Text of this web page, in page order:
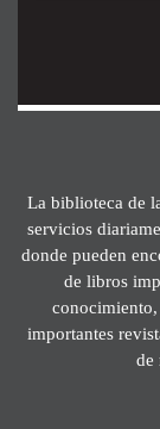
La biblioteca de
servicios
donde pueden
de libros
conocimiento,
importantes
de